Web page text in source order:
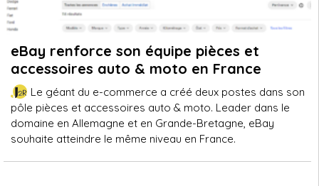
eBay renforce son équipe pièces et
accessoires auto & moto en France
Le géant du e-commerce a créé deux postes dans son
pôle pièces et accessoires auto & moto. Leader dans le
domaine en Allemagne et en Grande-Bretagne, eBay
souhaite atteindre le même niveau en France.